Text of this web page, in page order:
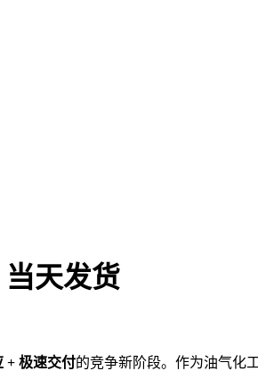
天发货
+ 极速交付的竞争新阶段。作为油气化